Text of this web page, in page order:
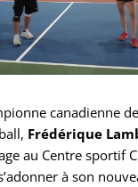
canadienne de
Frédérique
au Centre sportif
à son